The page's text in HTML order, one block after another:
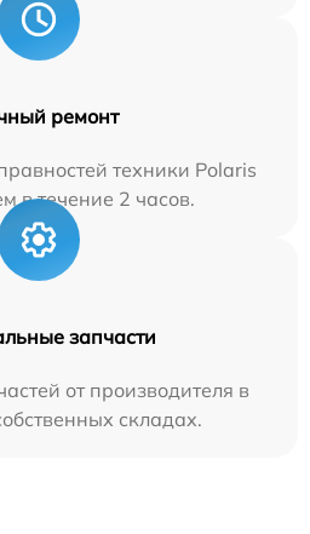
ремонт
техники Polaris
в течение 2 часов.
запчасти
от производителя в
складах.